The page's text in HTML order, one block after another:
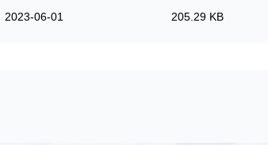
2023-06-01 205.29 KB